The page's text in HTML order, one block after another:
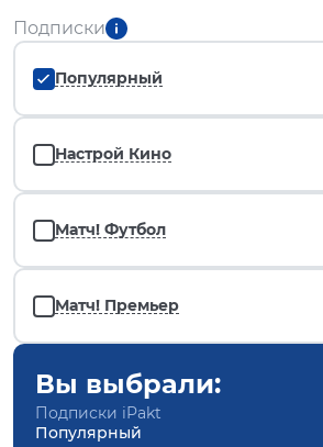
Подписки
Популярный
Настрой Кино
Матч! Футбол
Матч! Премьер
Вы выбрали:
Подписки iPakt
Популярный